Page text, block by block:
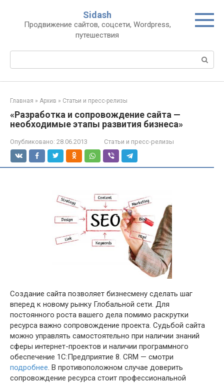
контенту
Sidash
Продвижение сайтов, соцсети, Wordpress,
путешествия
Главная » Архив » Статьи и пресс-релизы
«Разработка и сопровождение сайта —
необходимые этапы развития бизнеса»
Опубликовано: 28.06.2013 Статьи и пресс-релизы
Создание сайта позволяет бизнесмену сделать шаг
вперед к новому рынку Глобальной сети. Для
постоянного роста вашего дела помимо раскрутки
ресурса важно сопровождение проекта. Судьбой сайта
можно управлять самостоятельно при наличии знаний
сферы интернет-проектов и наличии программного
обеспечение 1С:Предприятие 8. CRM — смотри
подробнее. В противоположном случае доверить
сопровождение ресурса стоит профессиональной